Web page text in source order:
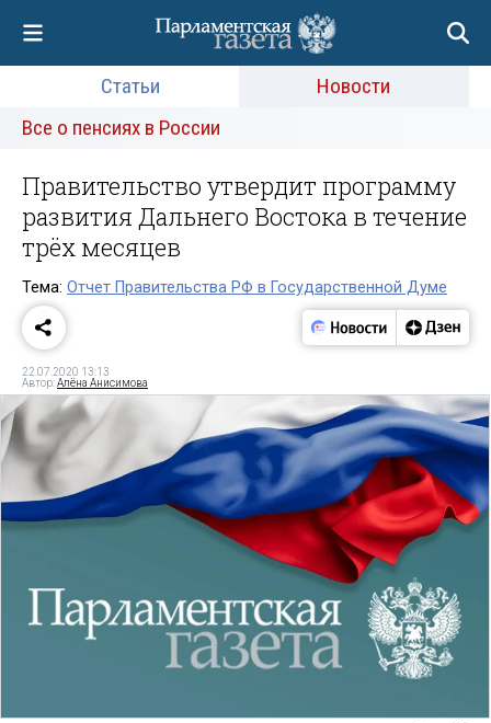
Статьи
Новости
Все о пенсиях в России
Правительство утвердит программу
развития Дальнего Востока в течение
трёх месяцев
Тема: Отчет Правительства РФ в Государственной Думе
22.07.2020 13:13
Автор:Алёна Анисимова